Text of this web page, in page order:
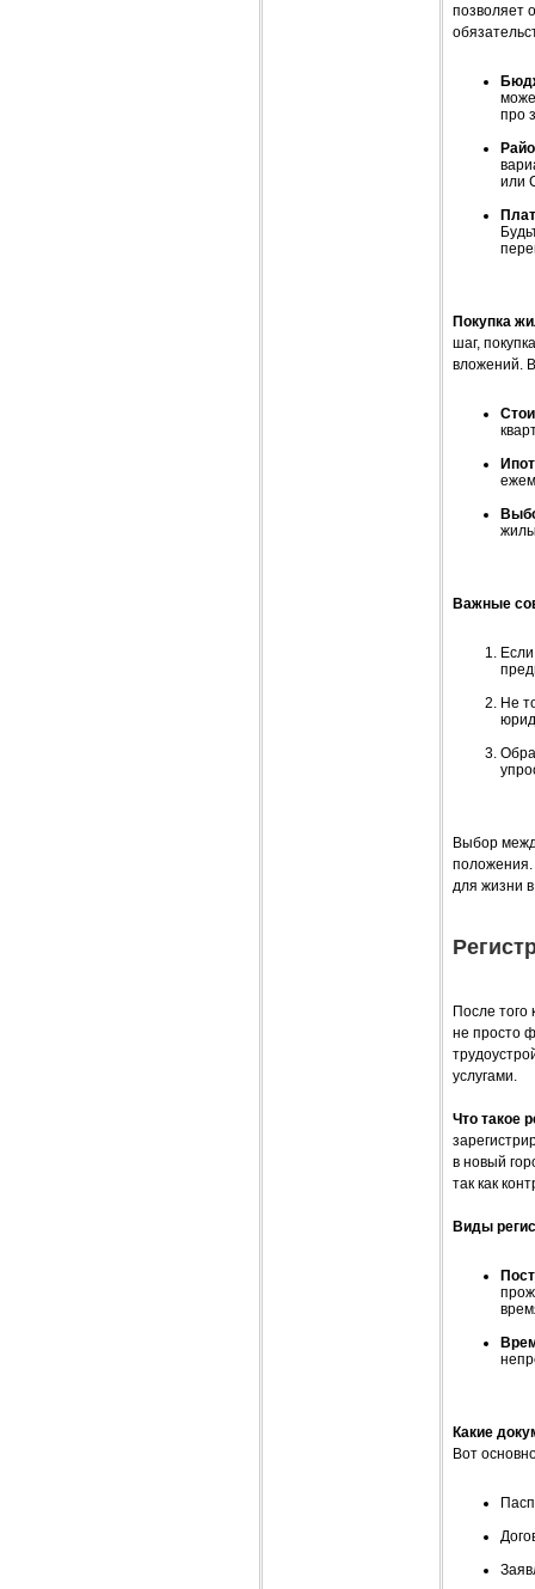
позволяет
про
или
Покупка
шаг,
вложений.
Важные
Не
Выбор
положения.
для жизни
После
не просто
услугами.
Что такое
в новый
так как
Виды
Какие
Вот